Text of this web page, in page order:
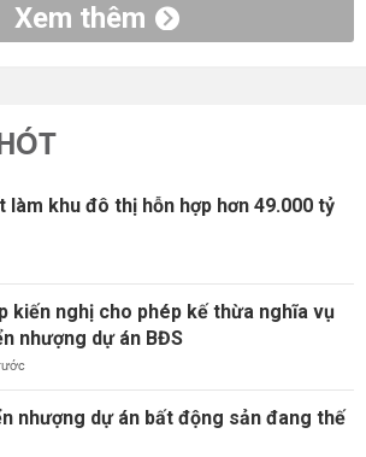
Xem thêm
làm khu đô thị hỗn hợp hơn 49.000 tỷ
kiến nghị cho phép kế thừa nghĩa vụ
nhượng dự án BĐS
nhượng dự án bất động sản đang thế